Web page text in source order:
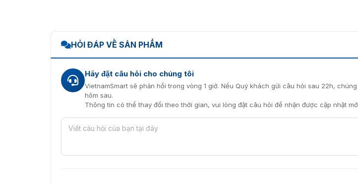
HỎI ĐÁP VỀ SẢN PHẨM
Hãy đặt câu hỏi cho chúng tôi
VietnamSmart sẽ phản hồi trong vòng 1 giờ. Nếu Quý khách gửi câu hỏi sau 22h,
hôm sau.
Thông tin có thể thay đổi theo thời gian, vui lòng đặt câu hỏi để nhận được cập nhật